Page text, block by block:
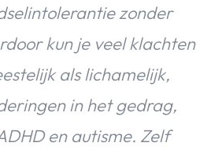
zonder
kun je veel klachten
als lichamelijk,
in het gedrag,
en autisme. Zelf